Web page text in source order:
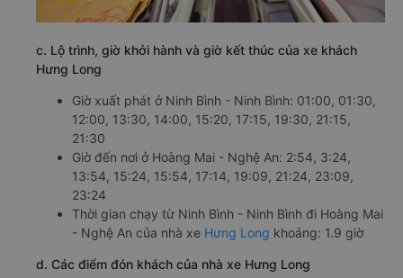
c. Lộ trình, giờ khởi hành và giờ kết thúc của xe khách
Hưng Long
Giờ xuất phát ở Ninh Bình - Ninh Bình: 01:00, 01:30,
12:00, 13:30, 14:00, 15:20, 17:15, 19:30, 21:15,
21:30
Giờ đến nơi ở Hoàng Mai - Nghệ An: 2:54, 3:24,
13:54, 15:24, 15:54, 17:14, 19:09, 21:24, 23:09,
23:24
Thời gian chạy từ Ninh Bình - Ninh Bình đi Hoàng Mai
- Nghệ An của nhà xe Hưng Long khoảng: 1.9 giờ
d. Các điểm đón khách của nhà xe Hưng Long